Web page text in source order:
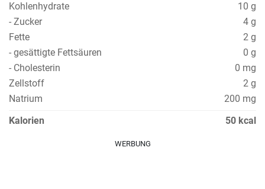
Kohlenhydrate
10 g
- Zucker
4 g
Fette
2 g
- gesättigte Fettsäuren
0 g
- Cholesterin
0 mg
Zellstoff
2 g
Natrium
200 mg
Kalorien
50 kcal
WERBUNG